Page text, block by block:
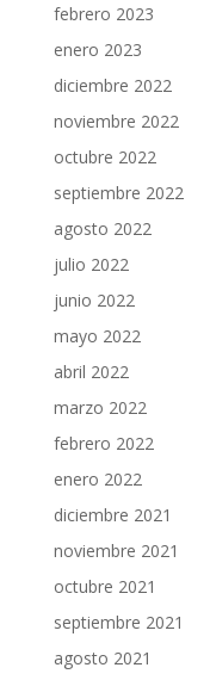
febrero 2023
enero 2023
diciembre 2022
noviembre 2022
octubre 2022
septiembre 2022
agosto 2022
julio 2022
junio 2022
mayo 2022
abril 2022
marzo 2022
febrero 2022
enero 2022
diciembre 2021
noviembre 2021
octubre 2021
septiembre 2021
agosto 2021